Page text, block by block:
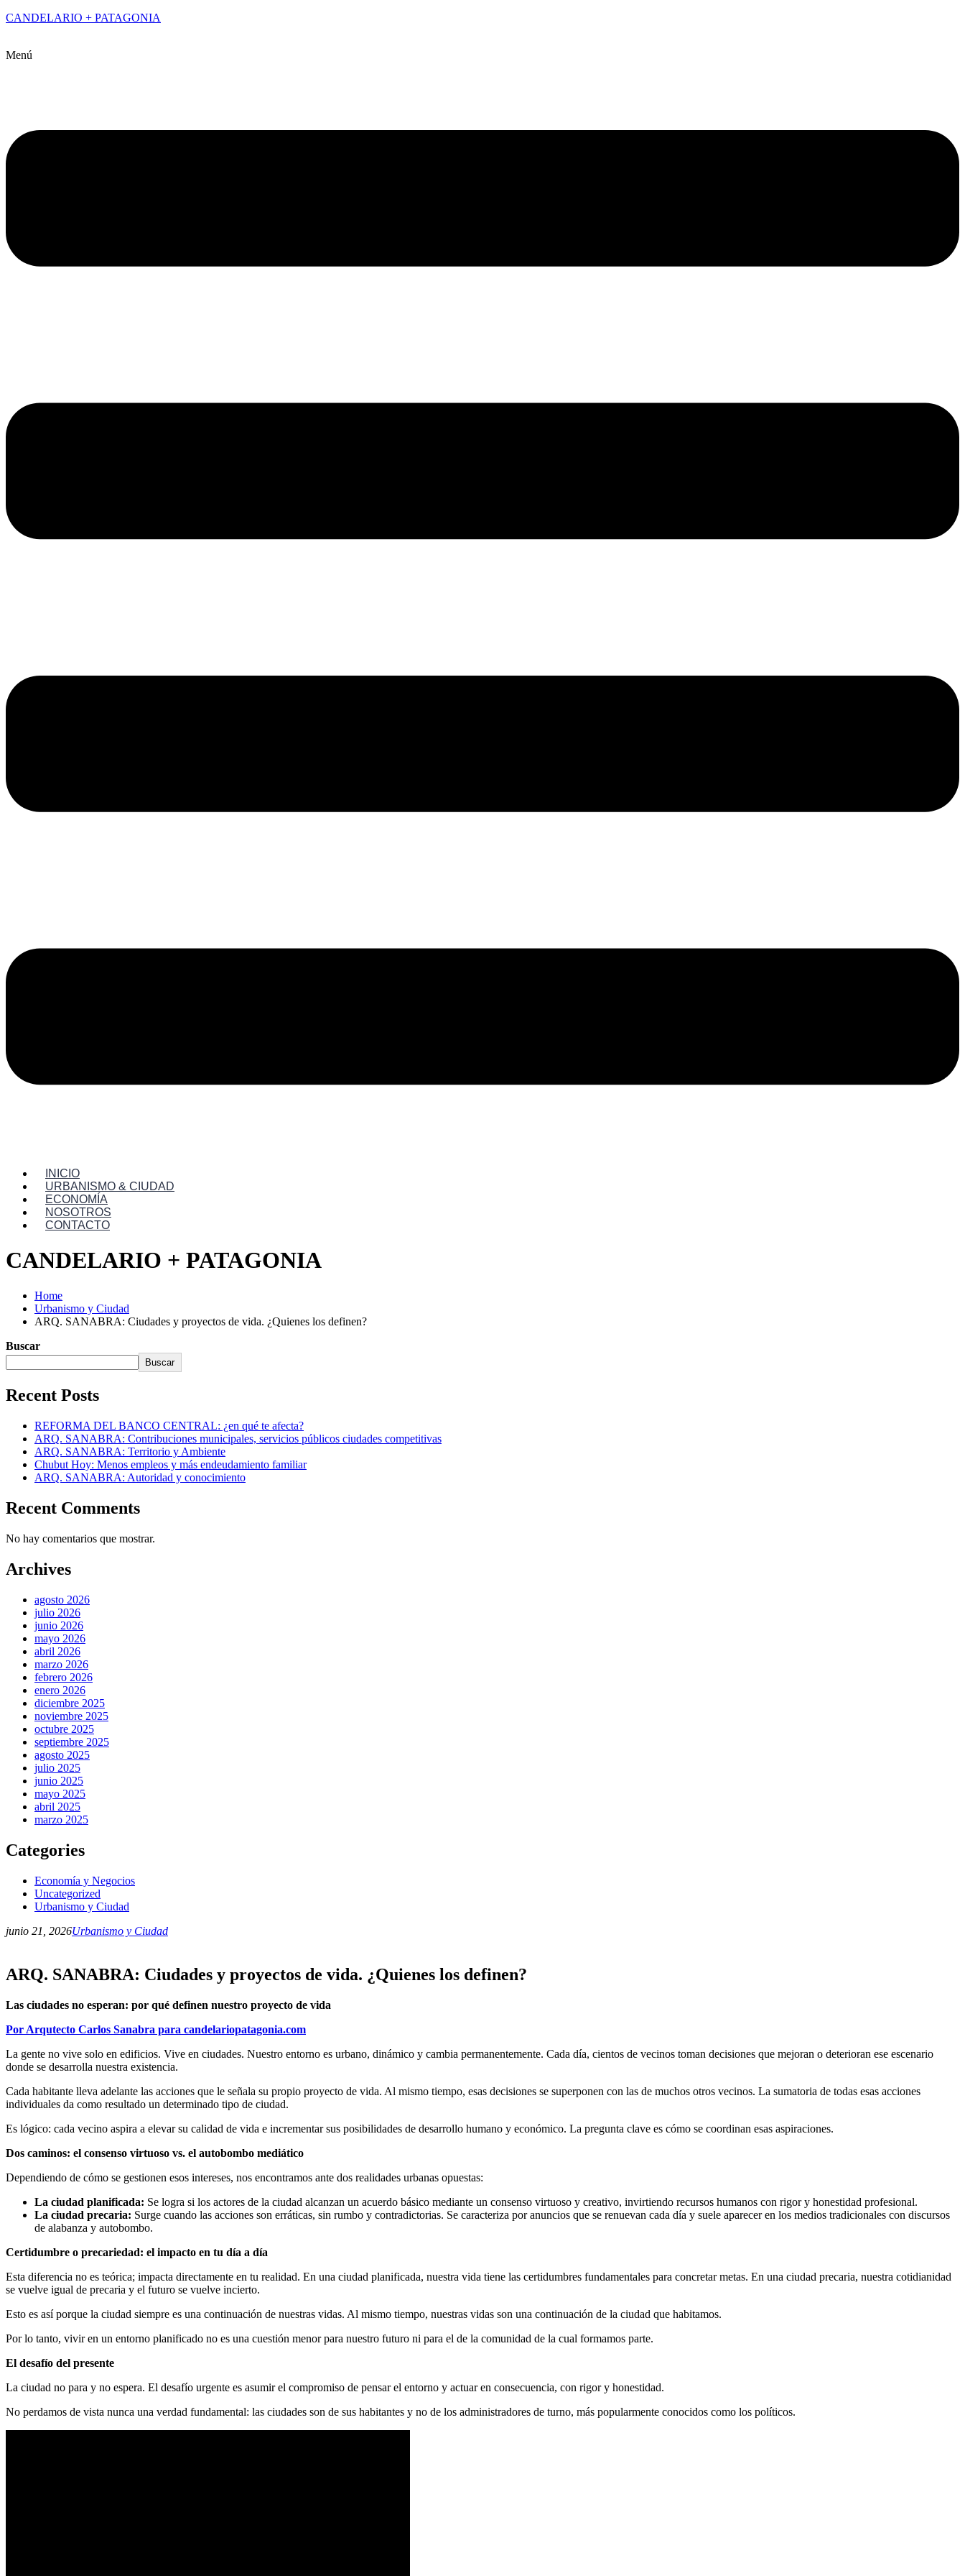
CANDELARIO + PATAGONIA
Menú
INICIO
URBANISMO & CIUDAD
ECONOMÍA
NOSOTROS
CONTACTO
CANDELARIO + PATAGONIA
Home
Urbanismo y Ciudad
ARQ. SANABRA: Ciudades y proyectos de vida. ¿Quienes los definen?
Buscar
Buscar
Recent Posts
REFORMA DEL BANCO CENTRAL: ¿en qué te afecta?
ARQ. SANABRA: Contribuciones municipales, servicios públicos ciudades competitivas
ARQ. SANABRA: Territorio y Ambiente
Chubut Hoy: Menos empleos y más endeudamiento familiar
ARQ. SANABRA: Autoridad y conocimiento
Recent Comments
No hay comentarios que mostrar.
Archives
agosto 2026
julio 2026
junio 2026
mayo 2026
abril 2026
marzo 2026
febrero 2026
enero 2026
diciembre 2025
noviembre 2025
octubre 2025
septiembre 2025
agosto 2025
julio 2025
junio 2025
mayo 2025
abril 2025
marzo 2025
Categories
Economía y Negocios
Uncategorized
Urbanismo y Ciudad
junio 21, 2026Urbanismo y Ciudad
ARQ. SANABRA: Ciudades y proyectos de vida. ¿Quienes los definen?
Las ciudades no esperan: por qué definen nuestro proyecto de vida
Por Arqutecto Carlos Sanabra para candelariopatagonia.com
La gente no vive solo en edificios. Vive en ciudades. Nuestro entorno es urbano, dinámico y cambia permanentemente. Cada día, cientos de vecinos toman decisiones que mejoran o deterioran ese escenario
donde se desarrolla nuestra existencia.
Cada habitante lleva adelante las acciones que le señala su propio proyecto de vida. Al mismo tiempo, esas decisiones se superponen con las de muchos otros vecinos. La sumatoria de todas esas acciones
individuales da como resultado un determinado tipo de ciudad.
Es lógico: cada vecino aspira a elevar su calidad de vida e incrementar sus posibilidades de desarrollo humano y económico. La pregunta clave es cómo se coordinan esas aspiraciones.
Dos caminos: el consenso virtuoso vs. el autobombo mediático
Dependiendo de cómo se gestionen esos intereses, nos encontramos ante dos realidades urbanas opuestas:
La ciudad planificada: Se logra si los actores de la ciudad alcanzan un acuerdo básico mediante un consenso virtuoso y creativo, invirtiendo recursos humanos con rigor y honestidad profesional.
La ciudad precaria: Surge cuando las acciones son erráticas, sin rumbo y contradictorias. Se caracteriza por anuncios que se renuevan cada día y suele aparecer en los medios tradicionales con discursos
de alabanza y autobombo.
Certidumbre o precariedad: el impacto en tu día a día
Esta diferencia no es teórica; impacta directamente en tu realidad. En una ciudad planificada, nuestra vida tiene las certidumbres fundamentales para concretar metas. En una ciudad precaria, nuestra cotidianidad
se vuelve igual de precaria y el futuro se vuelve incierto.
Esto es así porque la ciudad siempre es una continuación de nuestras vidas. Al mismo tiempo, nuestras vidas son una continuación de la ciudad que habitamos.
Por lo tanto, vivir en un entorno planificado no es una cuestión menor para nuestro futuro ni para el de la comunidad de la cual formamos parte.
El desafío del presente
La ciudad no para y no espera. El desafío urgente es asumir el compromiso de pensar el entorno y actuar en consecuencia, con rigor y honestidad.
No perdamos de vista nunca una verdad fundamental: las ciudades son de sus habitantes y no de los administradores de turno, más popularmente conocidos como los políticos.